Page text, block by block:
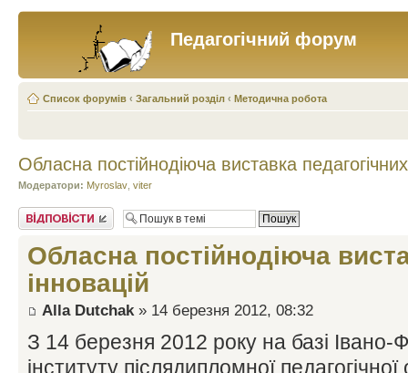
Педагогічний форум
Список форумів ‹ Загальний розділ ‹ Методична робота
Обласна постійнодіюча виставка
Модератори: Myroslav viter
Відповісти
Обласна постійнодіюча
інновацій
Alla Dutchak » 14 березня 2012, 08:32
З 14 березня 2012 року на базі Івано-
інституту післядипломної